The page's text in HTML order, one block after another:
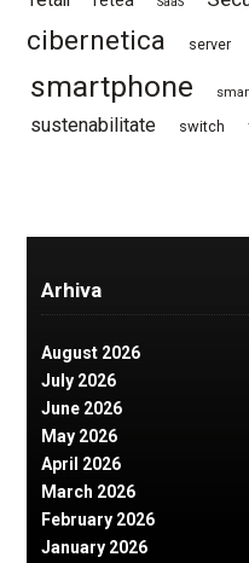
cibernetica
server
smartphone
sustenabilitate switch
Arhiva
August 2026
July 2026
June 2026
May 2026
April 2026
March 2026
February 2026
January 2026